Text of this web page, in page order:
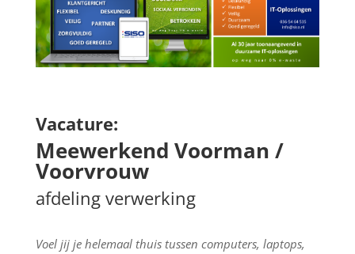
Vacature:
Meewerkend Voorman /
Voorvrouw
afdeling verwerking
Voel jij je helemaal thuis tussen computers, laptops,